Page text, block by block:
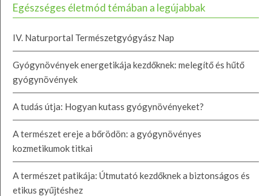
Egészséges életmód témában a legújabbak
IV. Naturportal Természetgyógyász Nap
Gyógynövények energetikája kezdőknek: melegítő és hűtő
gyógynövények
A tudás útja: Hogyan kutass gyógynövényeket?
A természet ereje a bőrödön: a gyógynövényes
kozmetikumok titkai
A természet patikája: Útmutató kezdőknek a biztonságos és
etikus gyűjtéshez